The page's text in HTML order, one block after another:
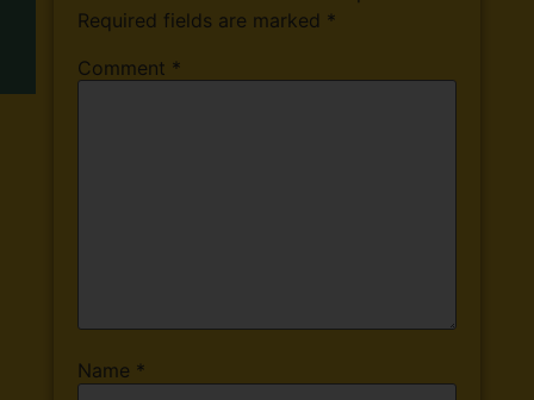
Required fields are marked *
Comment *
Name *